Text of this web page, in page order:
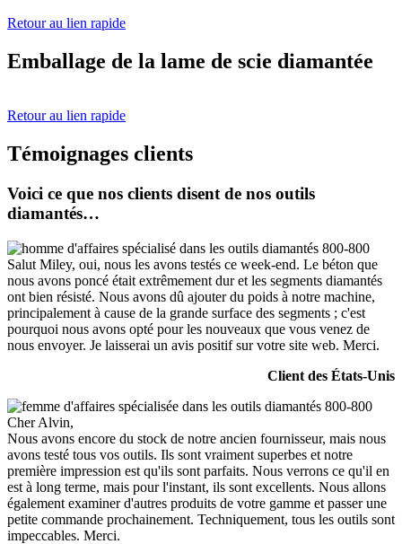
Retour au lien rapide
Emballage de la lame de scie diamantée
Retour au lien rapide
Témoignages clients
Voici ce que nos clients disent de nos outils
diamantés…
Salut Miley, oui, nous les avons testés ce week-end. Le béton que
nous avons poncé était extrêmement dur et les segments diamantés
ont bien résisté. Nous avons dû ajouter du poids à notre machine,
principalement à cause de la grande surface des segments ; c'est
pourquoi nous avons opté pour les nouveaux que vous venez de
nous envoyer. Je laisserai un avis positif sur votre site web. Merci.
Client des États-Unis
Cher Alvin,
Nous avons encore du stock de notre ancien fournisseur, mais nous
avons testé tous vos outils. Ils sont vraiment superbes et notre
première impression est qu'ils sont parfaits. Nous verrons ce qu'il en
est à long terme, mais pour l'instant, ils sont excellents. Nous allons
également examiner d'autres produits de votre gamme et passer une
petite commande prochainement. Techniquement, tous les outils sont
impeccables. Merci.